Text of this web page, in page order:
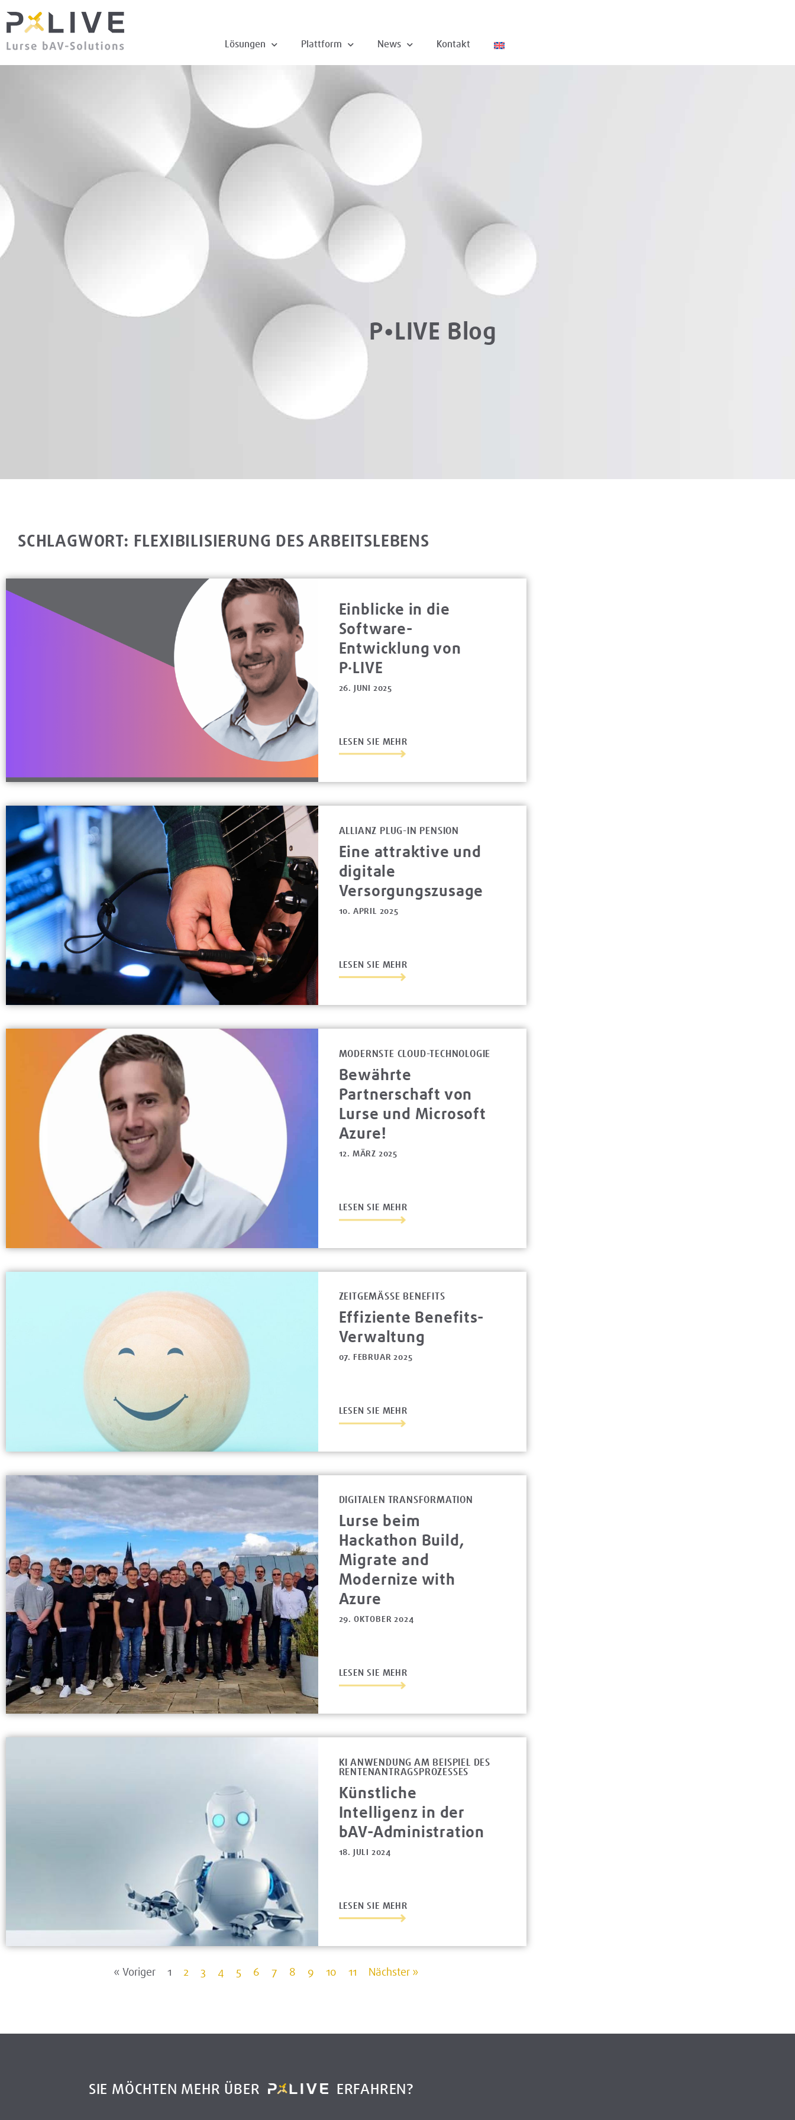
Lösungen Plattform News Kontakt
P•LIVE Blog
SCHLAGWORT: FLEXIBILISIERUNG DES ARBEITSLEBENS
Einblicke in die
Software-
Entwicklung von
P·LIVE
26. JUNI 2025
LESEN SIE MEHR
ALLIANZ PLUG-IN PENSION
Eine attraktive und
digitale
Versorgungszusage
10. APRIL 2025
LESEN SIE MEHR
MODERNSTE CLOUD-TECHNOLOGIE
Bewährte
Partnerschaft von
Lurse und Microsoft
Azure!
12. MÄRZ 2025
LESEN SIE MEHR
ZEITGEMÄSSE BENEFITS
Effiziente Benefits-
Verwaltung
07. FEBRUAR 2025
LESEN SIE MEHR
DIGITALEN TRANSFORMATION
Lurse beim
Hackathon Build,
Migrate and
Modernize with
Azure
29. OKTOBER 2024
LESEN SIE MEHR
KI ANWENDUNG AM BEISPIEL DES
RENTENANTRAGSPROZESSES
Künstliche
Intelligenz in der
bAV-Administration
18. JULI 2024
LESEN SIE MEHR
« Voriger 1 2 3 4 5 6 7 8 9 10 11 Nächster »
SIE MÖCHTEN MEHR ÜBER ERFAHREN?